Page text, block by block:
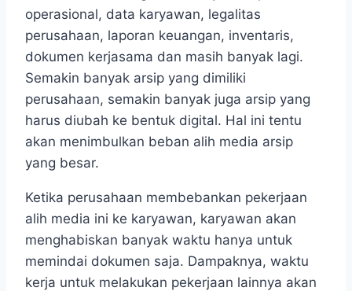
operasional, data karyawan, legalitas
perusahaan, laporan keuangan, inventaris,
dokumen kerjasama dan masih banyak lagi.
Semakin banyak arsip yang dimiliki
perusahaan, semakin banyak juga arsip yang
harus diubah ke bentuk digital. Hal ini tentu
akan menimbulkan beban alih media arsip
yang besar.
Ketika perusahaan membebankan pekerjaan
alih media ini ke karyawan, karyawan akan
menghabiskan banyak waktu hanya untuk
memindai dokumen saja. Dampaknya, waktu
kerja untuk melakukan pekerjaan lainnya akan